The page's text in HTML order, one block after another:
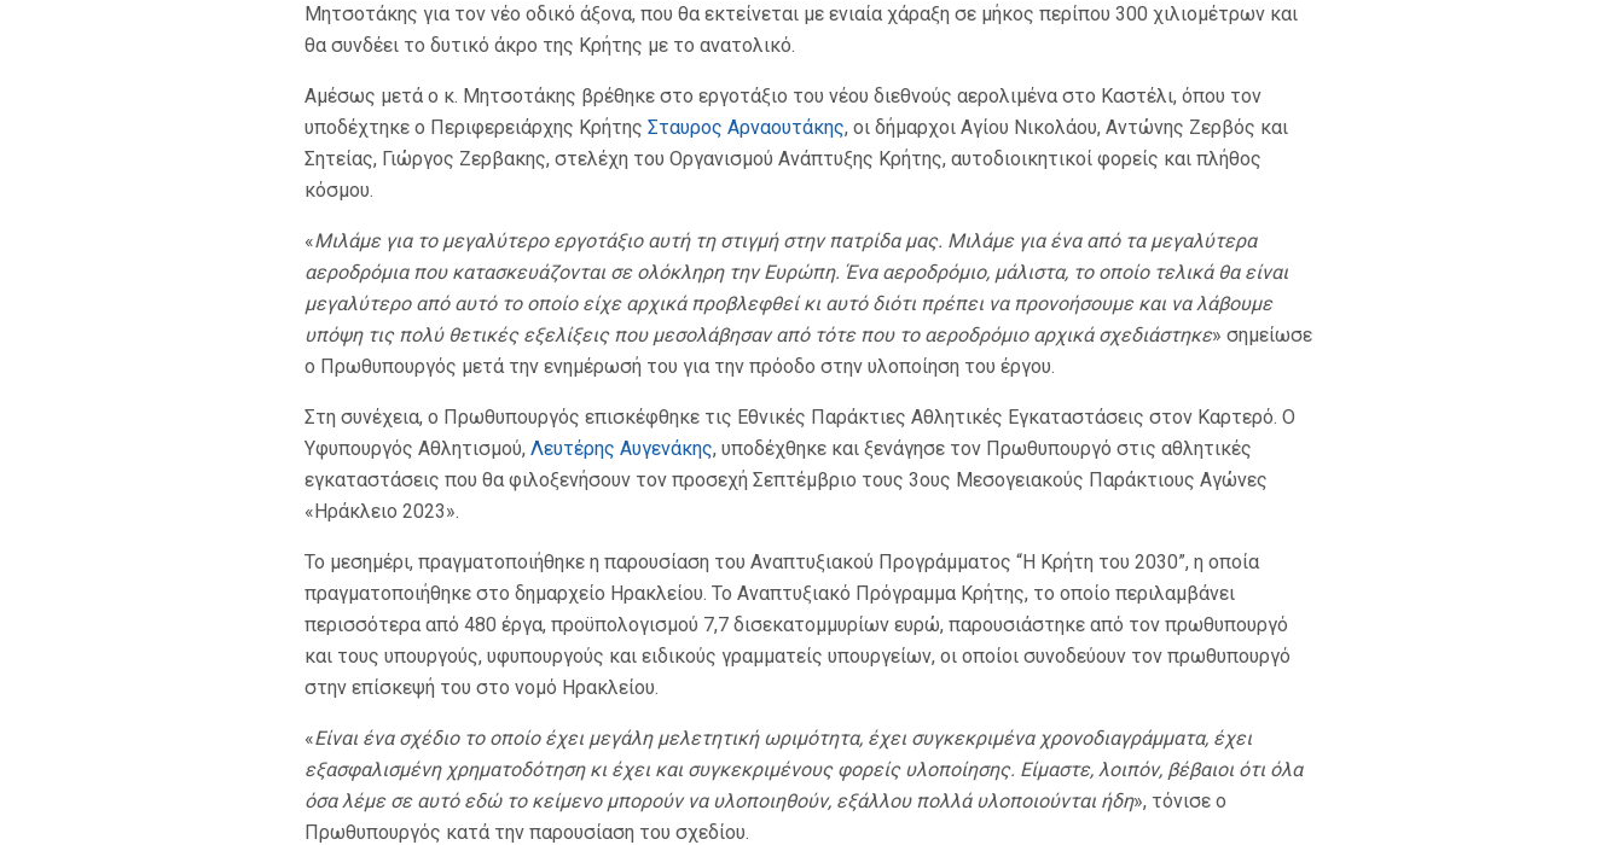
Μητσοτάκης για τον νέο οδικό άξονα, που θα εκτείνεται με ενιαία χάραξη σε μήκος περίπου 300 χιλιομέτρων και
θα συνδέει το δυτικό άκρο της Κρήτης με το ανατολικό.
Αμέσως μετά ο κ. Μητσοτάκης βρέθηκε στο εργοτάξιο του νέου διεθνούς αερολιμένα στο Καστέλι, όπου τον
υποδέχτηκε ο Περιφερειάρχης Κρήτης Σταυρος Αρναουτάκης, οι δήμαρχοι Αγίου Νικολάου, Αντώνης Ζερβός και
Σητείας, Γιώργος Ζερβακης, στελέχη του Οργανισμού Ανάπτυξης Κρήτης, αυτοδιοικητικοί φορείς και πλήθος
κόσμου.
«Μιλάμε για το μεγαλύτερο εργοτάξιο αυτή τη στιγμή στην πατρίδα μας. Μιλάμε για ένα από τα μεγαλύτερα
αεροδρόμια που κατασκευάζονται σε ολόκληρη την Ευρώπη. Ένα αεροδρόμιο, μάλιστα, το οποίο τελικά θα είναι
μεγαλύτερο από αυτό το οποίο είχε αρχικά προβλεφθεί κι αυτό διότι πρέπει να προνοήσουμε και να λάβουμε
υπόψη τις πολύ θετικές εξελίξεις που μεσολάβησαν από τότε που το αεροδρόμιο αρχικά σχεδιάστηκε» σημείωσε
ο Πρωθυπουργός μετά την ενημέρωσή του για την πρόοδο στην υλοποίηση του έργου.
Στη συνέχεια, ο Πρωθυπουργός επισκέφθηκε τις Εθνικές Παράκτιες Αθλητικές Εγκαταστάσεις στον Καρτερό. Ο
Υφυπουργός Αθλητισμού, Λευτέρης Αυγενάκης, υποδέχθηκε και ξενάγησε τον Πρωθυπουργό στις αθλητικές
εγκαταστάσεις που θα φιλοξενήσουν τον προσεχή Σεπτέμβριο τους 3ους Μεσογειακούς Παράκτιους Αγώνες
«Ηράκλειο 2023».
Το μεσημέρι, πραγματοποιήθηκε η παρουσίαση του Αναπτυξιακού Προγράμματος “Η Κρήτη του 2030”, η οποία
πραγματοποιήθηκε στο δημαρχείο Ηρακλείου. Το Αναπτυξιακό Πρόγραμμα Κρήτης, το οποίο περιλαμβάνει
περισσότερα από 480 έργα, προϋπολογισμού 7,7 δισεκατομμυρίων ευρώ, παρουσιάστηκε από τον πρωθυπουργό
και τους υπουργούς, υφυπουργούς και ειδικούς γραμματείς υπουργείων, οι οποίοι συνοδεύουν τον πρωθυπουργό
στην επίσκεψή του στο νομό Ηρακλείου.
«Είναι ένα σχέδιο το οποίο έχει μεγάλη μελετητική ωριμότητα, έχει συγκεκριμένα χρονοδιαγράμματα, έχει
εξασφαλισμένη χρηματοδότηση κι έχει και συγκεκριμένους φορείς υλοποίησης. Είμαστε, λοιπόν, βέβαιοι ότι όλα
όσα λέμε σε αυτό εδώ το κείμενο μπορούν να υλοποιηθούν, εξάλλου πολλά υλοποιούνται ήδη», τόνισε ο
Πρωθυπουργός κατά την παρουσίαση του σχεδίου.